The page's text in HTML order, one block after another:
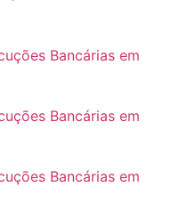
Bancárias em
Bancárias em
Bancárias em